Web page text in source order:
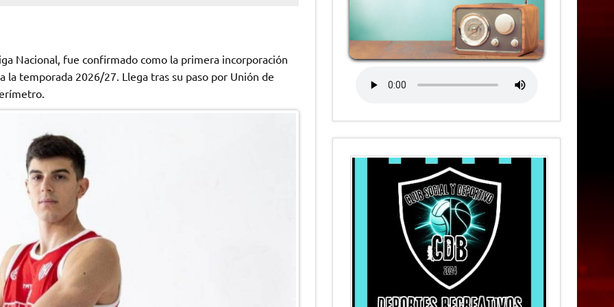
Nacional, fue confirmado como la primera incorporación
la temporada 2026/27. Llega tras su paso por Unión de